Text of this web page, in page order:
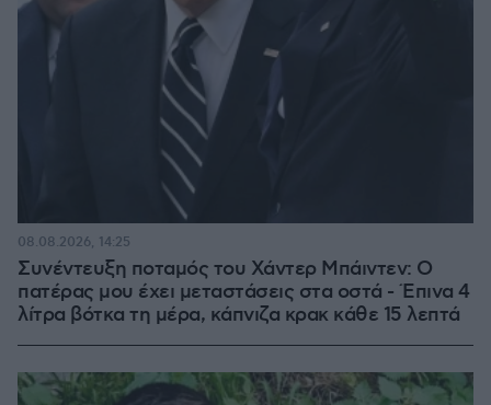
Συνέντευξη ποταμός του Χάντερ Μπάιντεν: Ο
πατέρας μου έχει μεταστάσεις στα οστά - Έπινα 4
λίτρα βότκα τη μέρα, κάπνιζα κρακ κάθε 15 λεπτά
08.08.2026, 14:25